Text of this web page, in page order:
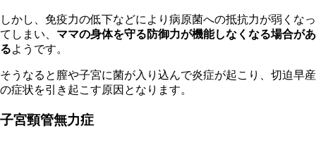
しかし、免疫力の低下などにより病原菌への抵抗力が弱くなっ
てしまい、 ママの身体を守る防御力が機能しなくなる場合があ
るようです。
そうなると膣や子宮に菌が入り込んで炎症が起こり、切迫早産
の症状を引き起こす原因となります。
子宮頸管無力症